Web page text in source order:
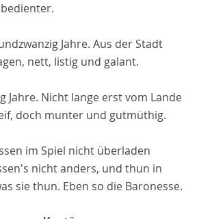
Jahre. Aus der Stadt
nett, listig und galant.
Jahre. Nicht lange erst vom Lande
doch munter und gutmüthig.
im Spiel nicht überladen
nicht anders, und thun in
sie thun. Eben so die Baronesse.